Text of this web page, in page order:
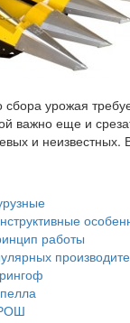
сбора урожая
важно еще и
и неизвестных.
работы